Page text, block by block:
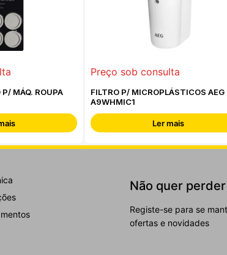
MÁQ. ROUPA
Preço sob consulta
FILTRO P/ MICROPLÁSTICOS AEG
A9WHMIC1
Ler mais
Não quer
Registe-se para se
ofertas e novidades